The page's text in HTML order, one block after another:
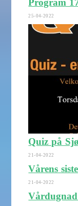
Program
25-04-2022
Quiz på
21-04-2022
Vårens
21-04-2022